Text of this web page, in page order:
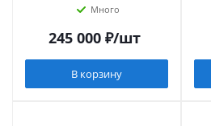
Много
245 000₽/шт
В корзину